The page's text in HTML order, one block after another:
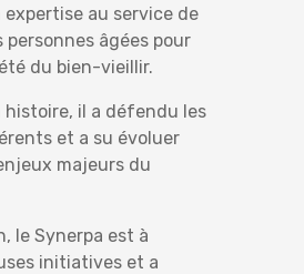
au service de
âgées pour
du bien-vieillir.
histoire, il a défendu les
et a su évoluer
majeurs du
le Synerpa est à
initiatives et a